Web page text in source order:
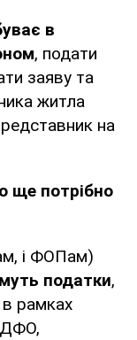
в
, подати
заяву та
житла
на
ще потрібно
і ФОПам)
податки,
в рамках